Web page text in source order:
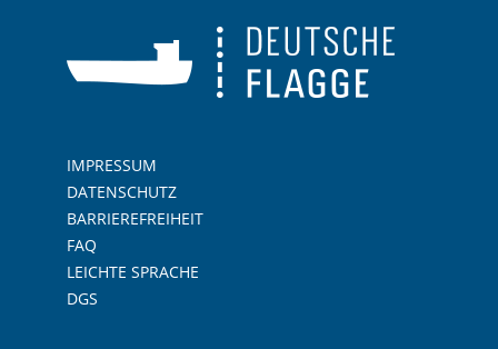
IMPRESSUM
DATENSCHUTZ
BARRIEREFREIHEIT
FAQ
LEICHTE SPRACHE
DGS